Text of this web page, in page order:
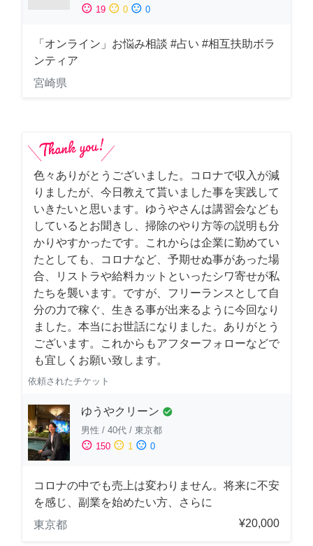
sentiment_satisfied 19 sentiment_neutral 0 sentiment_dissatisfied 0
「オンライン」お悩み相談 #占い #相互扶助ボラ
ンティア
宮崎県
色々ありがとうございました。コロナで収入が減
りましたが、今日教えて貰いました事を実践して
いきたいと思います。ゆうやさんは講習会なども
しているとお聞きし、掃除のやり方等の説明も分
かりやすかったです。これからは企業に勤めてい
たとしても、コロナなど、予期せぬ事があった場
合、リストラや給料カットといったシワ寄せが私
たちを襲います。ですが、フリーランスとして自
分の力で稼ぐ、生きる事が出来るように今回なり
ました。本当にお世話になりました。ありがとう
ございます。これからもアフターフォローなどで
も宜しくお願い致します。
依頼されたチケット
ゆうやクリーン check_circle
男性 / 40代 / 東京都
sentiment_satisfied 150 sentiment_neutral 1 sentiment_dissatisfied 0
コロナの中でも売上は変わりません。将来に不安
を感じ、副業を始めたい方、さらに
東京都
¥20,000